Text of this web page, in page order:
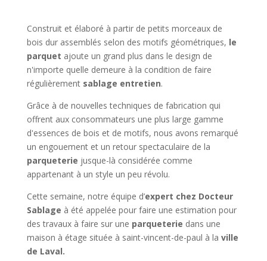
Construit et élaboré à partir de petits morceaux de
bois dur assemblés selon des motifs géométriques, le
parquet ajoute un grand plus dans le design de
n'importe quelle demeure à la condition de faire
régulièrement sablage entretien.
Grâce à de nouvelles techniques de fabrication qui
offrent aux consommateurs une plus large gamme
d'essences de bois et de motifs, nous avons remarqué
un engouement et un retour spectaculaire de la
parqueterie jusque-là considérée comme
appartenant à un style un peu révolu.
Cette semaine, notre équipe d’expert chez Docteur
Sablage à été appelée pour faire une estimation pour
des travaux à faire sur une parqueterie dans une
maison à étage située à saint-vincent-de-paul à la ville
de Laval.